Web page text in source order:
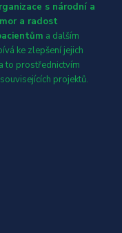
s národní a
a radost
a dalším
ke zlepšení jejich
to prostřednictvím
projektů.